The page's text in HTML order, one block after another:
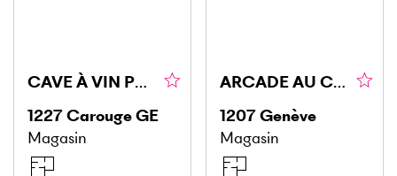
CAVE À VIN PRESTIGIEUX, QUARTIER CHARMANT, CAROUGE
1227Carouge GE
Magasin
ARCADE AU CENTRE DES EAUX-VIVES
1207Genève
Magasin